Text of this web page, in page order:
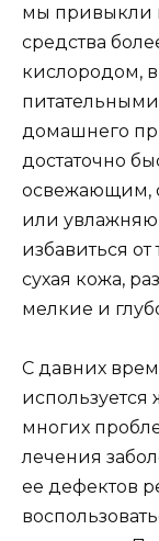
мы привыкли
средства
кислородом,
домашнего
достаточно
или
избавиться
сухая кожа,
мелкие и
С давних
многих
лечения
ее дефектов